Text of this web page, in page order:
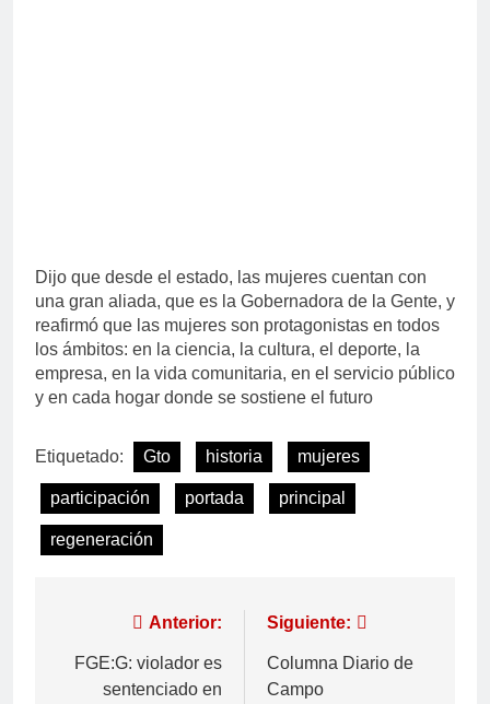
Dijo que desde el estado, las mujeres cuentan con
una gran aliada, que es la Gobernadora de la Gente, y
reafirmó que las mujeres son protagonistas en todos
los ámbitos: en la ciencia, la cultura, el deporte, la
empresa, en la vida comunitaria, en el servicio público
y en cada hogar donde se sostiene el futuro
Etiquetado: Gto historia mujeres
participación portada principal
regeneración
Anterior:
FGE:G: violador es
sentenciado en
Siguiente:
Columna Diario de
Campo